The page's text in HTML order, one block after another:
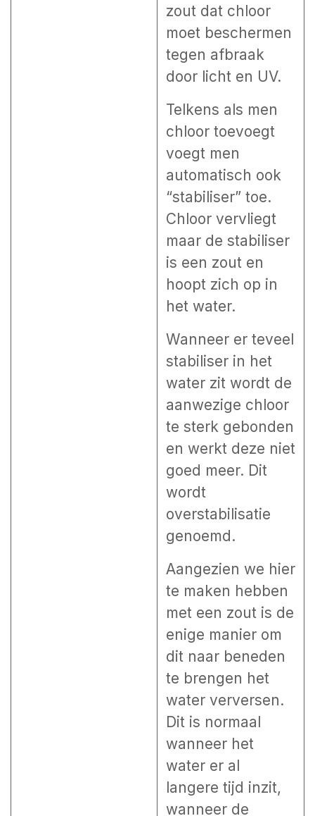
zout dat chloor
moet beschermen
tegen afbraak
door licht en UV.
Telkens als men
chloor toevoegt
voegt men
automatisch ook
“stabiliser” toe.
Chloor vervliegt
maar de stabiliser
is een zout en
hoopt zich op in
het water.
Wanneer er teveel
stabiliser in het
water zit wordt de
aanwezige chloor
te sterk gebonden
en werkt deze niet
goed meer. Dit
wordt
overstabilisatie
genoemd.
Aangezien we hier
te maken hebben
met een zout is de
enige manier om
dit naar beneden
te brengen het
water verversen.
Dit is normaal
wanneer het
water er al
langere tijd inzit,
wanneer de